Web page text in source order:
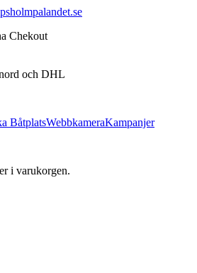
Chekout
och DHL
BåtplatsWebbkameraKampanjer
i varukorgen.